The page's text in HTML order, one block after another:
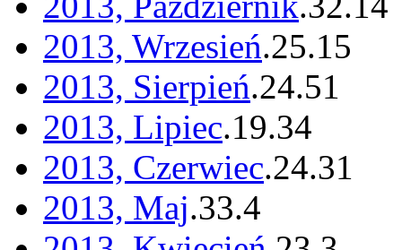
2013, Wrzesień.25.15
2013, Sierpień.24.51
2013, Lipiec.19.34
2013, Czerwiec.24.31
2013, Maj.33.4